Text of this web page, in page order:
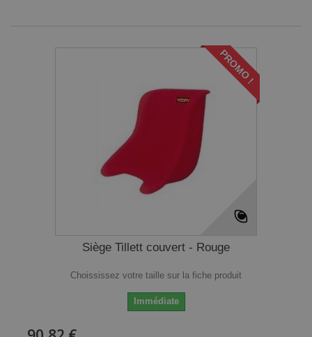
PROMO !
Siège Tillett couvert - Rouge
Choississez votre taille sur la fiche produit
Immédiate